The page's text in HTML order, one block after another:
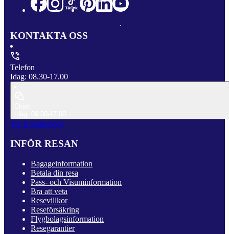
KONTAKTA OSS
Telefon
Idag: 08.30-17.00
Till Kundservice
INFÖR RESAN
Bagageinformation
Betala din resa
Pass- och Visuminformation
Bra att veta
Resevillkor
Reseförsäkring
Flygbolagsinformation
Resegarantier